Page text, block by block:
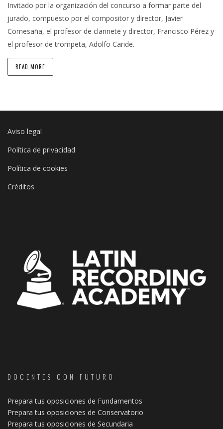
Invitado por la organización del concurso a formar parte del
jurado, compuesto por el compositor y director, Javier
Comesaña, el profesor de clarinete y director, Francisco Pérez y
el profesor de trompeta, Adolfo Caride.
READ MORE
Aviso legal
Política de privacidad
Política de cookies
Créditos
DOCENTES CON FUTURO
Prepara tus oposiciones de Fundamentos
Prepara tus oposiciones de Conservatorio
Prepara tus oposiciones de Secundaria